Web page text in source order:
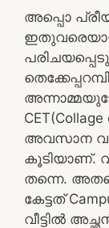
അപ്പൊ
അവസാന
കൂടിയാണ്.
തന്നെ.
കേട്ടത്
വീട്ടിൽ